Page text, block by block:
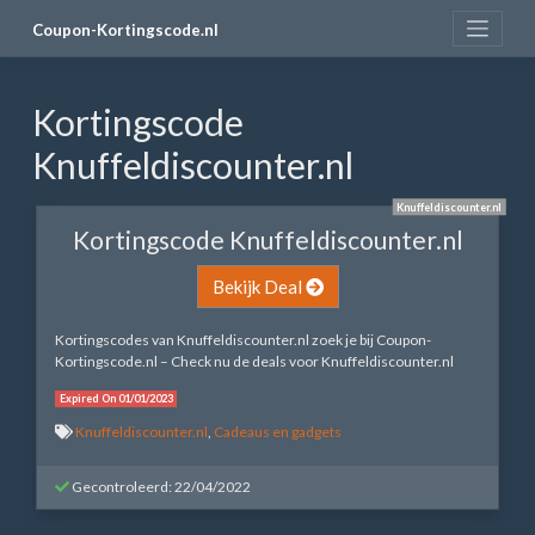
Coupon-Kortingscode.nl
Kortingscode
Knuffeldiscounter.nl
Knuffeldiscounter.nl
Kortingscode Knuffeldiscounter.nl
Bekijk Deal
Kortingscodes van Knuffeldiscounter.nl zoek je bij Coupon-
Kortingscode.nl – Check nu de deals voor Knuffeldiscounter.nl
Expired On 01/01/2023
Knuffeldiscounter.nl Cadeaus en gadgets
Gecontroleerd: 22/04/2022